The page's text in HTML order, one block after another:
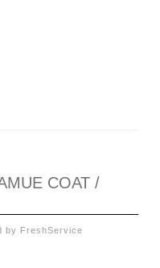
COAT /
by FreshService